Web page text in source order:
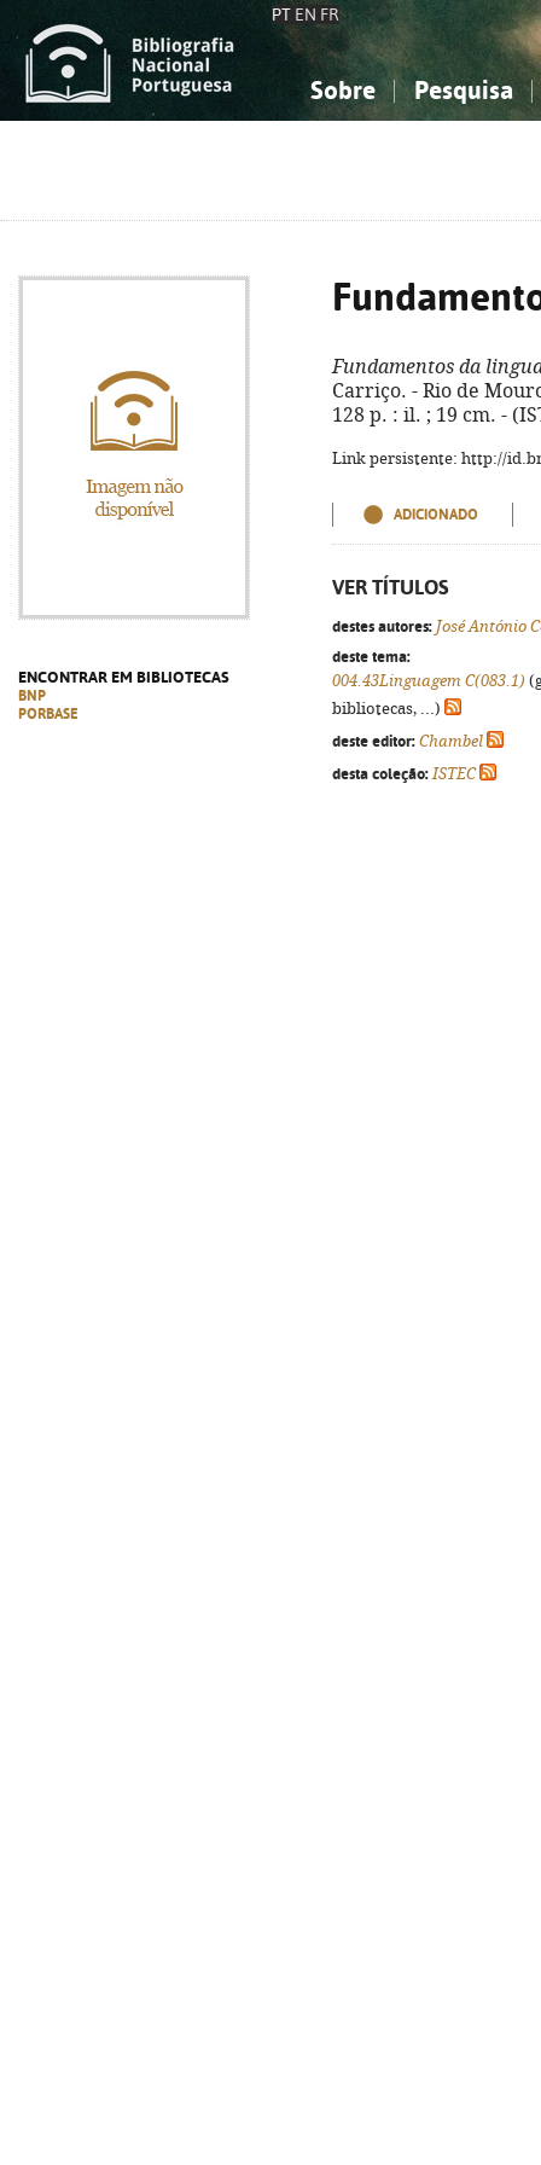
PT EN FR
Sobre Pesquisa
ENCONTRAR EM BIBLIOTECAS
BNP
PORBASE
Fundamentos da
Carriço. - Rio de
128 p. : il. ; 19 cm. -
Link persistente: http://
ADICIONADO
VER TÍTULOS
destes autores: José António
deste tema:
004.43Linguagem C(083.1)
bibliotecas, ...)
deste editor: Chambel
desta coleção: ISTEC